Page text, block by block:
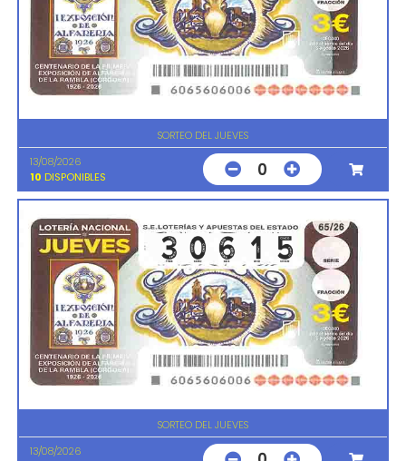
SORTEO DEL JUEVES
13/08/2026
10 DISPONIBLES 0
SORTEO DEL JUEVES
13/08/2026